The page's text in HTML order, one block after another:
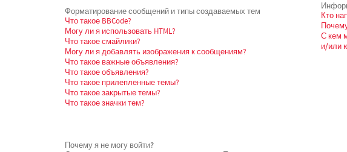
Форматирование сообщений и типы создаваемых тем
Что такое BBCode?
Могу ли я использовать HTML?
Что такое смайлики?
Могу ли я добавлять изображения к сообщениям?
Что такое важные объявления?
Что такое объявления?
Что такое прилепленные темы?
Что такое закрытые темы?
Что такое значки тем?
Кто
С кем
и/или
Почему я не могу войти?